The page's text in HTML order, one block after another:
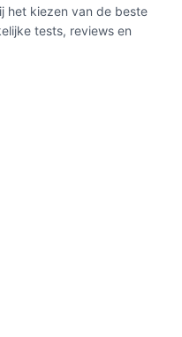
het kiezen van de beste
tests, reviews en